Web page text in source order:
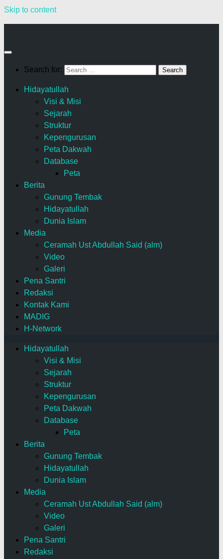
Skip to content
Search for:
Hidayatullah
Visi & Misi
Sejarah
Struktur
Kepengurusan
Peta Dakwah
Database
Peta
Berita
Gunung Tembak
Hidayatullah
Dunia Islam
Media
Ceramah Ust Abdullah Said (alm)
Video
Galeri
Pena Santri
Redaksi
Kontak Kami
MADIG
H-Network
Hidayatullah
Visi & Misi
Sejarah
Struktur
Kepengurusan
Peta Dakwah
Database
Peta
Berita
Gunung Tembak
Hidayatullah
Dunia Islam
Media
Ceramah Ust Abdullah Said (alm)
Video
Galeri
Pena Santri
Redaksi